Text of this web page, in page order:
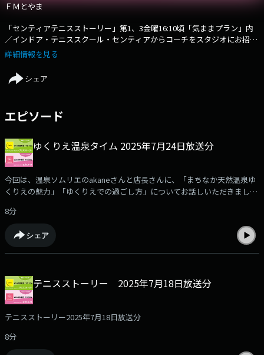
ＦＭとやま
「センティアテニスストーリー」第1、3金曜16:10頃「気ままプラン」内
／インドア・テニススクール・センティアからコーチをスタジオにお招き
し、テニスに関する楽しい話題をお届けします。｜「ヨガスタイル」第
2、4木曜16:30頃「ヨリミチトソラ」内／ホットヨガスタジオセンティア
のインストラクターがヨガの魅力、メニュー紹介をします。FMとやま
詳細情報を見る
シェア
エピソード
ゆくりえ温泉タイム 2025年7月24日放送分
今回は、温泉ソムリエのakaneさんと店長さんに、「まちなか天然温泉ゆ
くりえの魅力」「ゆくりえでの過ごし方」についてお話しいただきまし
8分
シェア
テニスストーリー 2025年7月18日放送分
テニスストーリー2025年7月18日放送分
8分